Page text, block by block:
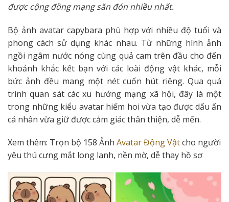
được cộng đồng mạng săn đón nhiều nhất.
Bộ ảnh avatar capybara phù hợp với nhiều độ tuổi và
phong cách sử dụng khác nhau. Từ những hình ảnh
ngồi ngâm nước nóng cùng quả cam trên đầu cho đến
khoảnh khắc kết bạn với các loài động vật khác, mỗi
bức ảnh đều mang một nét cuốn hút riêng. Qua quá
trình quan sát các xu hướng mạng xã hội, đây là một
trong những kiểu avatar hiếm hoi vừa tạo được dấu ấn
cá nhân vừa giữ được cảm giác thân thiện, dễ mến.
Xem thêm: Trọn bộ 158 Ảnh Avatar Động Vậtcho người
yêu thú cưng mắt long lanh, nền mờ, dễ thay hồ sơ